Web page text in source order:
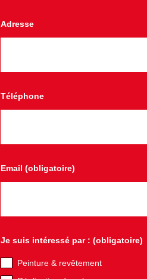
Adresse
Téléphone
Email (obligatoire)
Je suis intéressé par : (obligatoire)
Peinture & revêtement